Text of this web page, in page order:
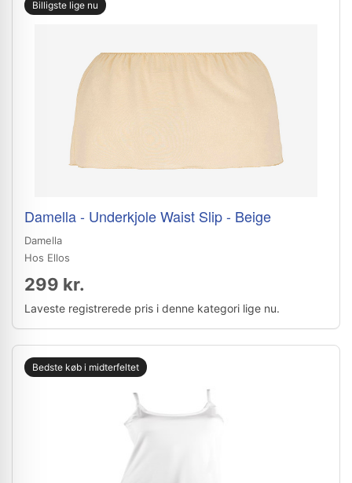
Billigste lige nu
Damella - Underkjole Waist Slip - Beige
Damella
Hos Ellos
299 kr.
Laveste registrerede pris i denne kategori lige nu.
Bedste køb i midterfeltet